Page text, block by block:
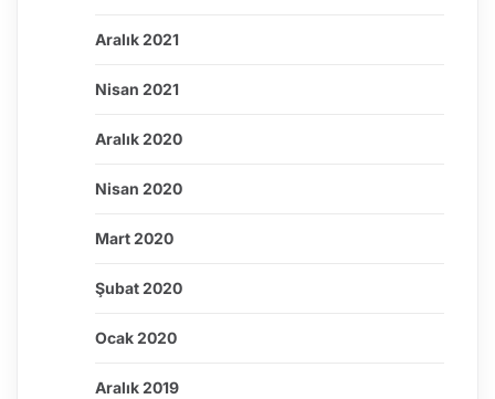
Aralık 2021
Nisan 2021
Aralık 2020
Nisan 2020
Mart 2020
Şubat 2020
Ocak 2020
Aralık 2019